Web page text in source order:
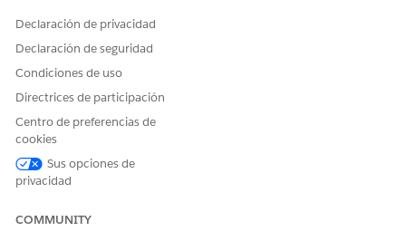
Declaración de privacidad
Declaración de seguridad
Condiciones de uso
Directrices de participación
Centro de preferencias de
cookies
Sus opciones de
privacidad
COMMUNITY